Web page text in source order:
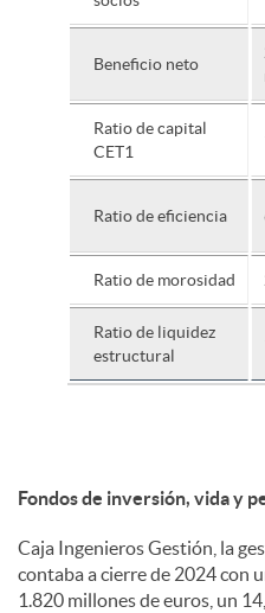
Beneficio neto
Ratio de capital
CET1
Ratio de eficiencia
Ratio de morosidad
Ratio de liquidez
estructural
Fondos de inversión, vida y
Caja Ingenieros Gestión, la
contaba a cierre de 2024 con
1.820 millones de euros, un